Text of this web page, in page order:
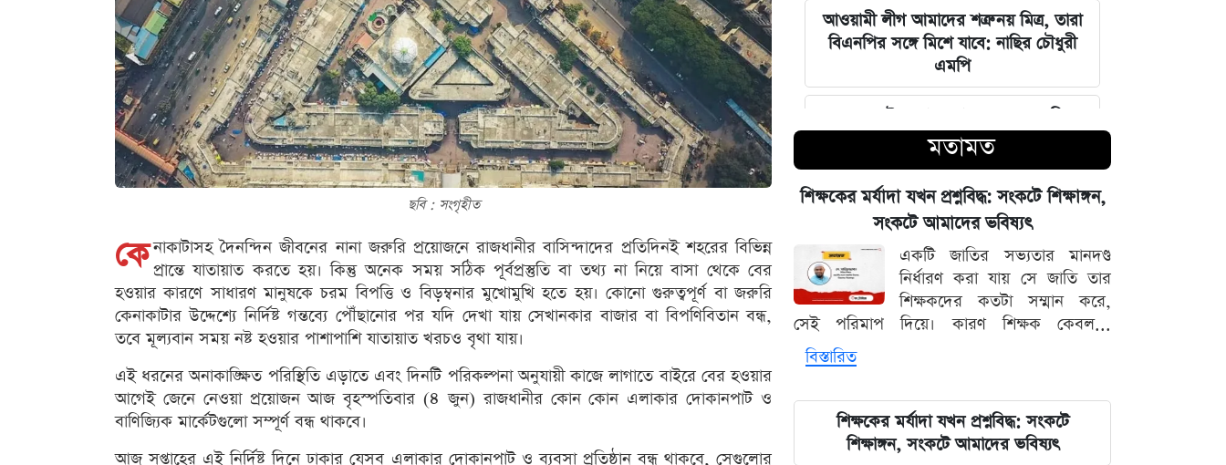
ছবি : সংগৃহীত
কে নাকাটাসহ দৈনন্দিন জীবনের নানা জরুরি প্রয়োজনে রাজধানীর বাসিন্দাদের প্রতিদিনই শহরের বিভিন্ন
প্রান্তে যাতায়াত করতে হয়। কিন্তু অনেক সময় সঠিক পূর্বপ্রস্তুতি বা তথ্য না নিয়ে বাসা থেকে বের
হওয়ার কারণে সাধারণ মানুষকে চরম বিপত্তি ও বিড়ম্বনার মুখোমুখি হতে হয়। কোনো গুরুত্বপূর্ণ বা জরুরি
কেনাকাটার উদ্দেশ্যে নির্দিষ্ট গন্তব্যে পৌঁছানোর পর যদি দেখা যায় সেখানকার বাজার বা বিপণিবিতান বন্ধ,
তবে মূল্যবান সময় নষ্ট হওয়ার পাশাপাশি যাতায়াত খরচও বৃথা যায়।
এই ধরনের অনাকাঙ্ক্ষিত পরিস্থিতি এড়াতে এবং দিনটি পরিকল্পনা অনুযায়ী কাজে লাগাতে বাইরে বের হওয়ার
আগেই জেনে নেওয়া প্রয়োজন আজ বৃহস্পতিবার (৪ জুন) রাজধানীর কোন কোন এলাকার দোকানপাট ও
বাণিজ্যিক মার্কেটগুলো সম্পূর্ণ বন্ধ থাকবে।
আজ সপ্তাহের এই নির্দিষ্ট দিনে ঢাকার যেসব এলাকার দোকানপাট ও ব্যবসা প্রতিষ্ঠান বন্ধ থাকবে, সেগুলোর
আওয়ামী লীগ আমাদের শত্রু নয় মিত্র, তারা
বিএনপির সঙ্গে মিশে যাবে: নাছির চৌধুরী
এমপি
ঘরে বসেই যেভাবে জানবেন এসএসসির
ফলাফল, ১০ আগস্ট প্রকাশের ঘোষণা
মার্কিন ইমিগ্রেশন সার্ভিস বিভাগে বড়
পরিবর্তন, প্রবাসীদের জন্য জরুরি বার্তা
২০২৩ সালের ইসরায়েলি হামলার ক্ষত:
আড়াই বছর পর উদ্ধার ৪০ শিশুর
দেহাবশেষ
জুলাই শহীদদের কবর বাঁধানোর বরাদ্দও
হোসেন
শেয়ারবাজারে আর্থিক কেলেঙ্কারির তদন্তের
মতামত
শিক্ষকের মর্যাদা যখন প্রশ্নবিদ্ধ: সংকটে শিক্ষাঙ্গন,
সংকটে আমাদের ভবিষ্যৎ
একটি জাতির সভ্যতার মানদণ্ড
নির্ধারণ করা যায় সে জাতি তার
শিক্ষকদের কতটা সম্মান করে,
সেই পরিমাপ দিয়ে। কারণ শিক্ষক কেবল...
বিস্তারিত
শিক্ষকের মর্যাদা যখন প্রশ্নবিদ্ধ: সংকটে
শিক্ষাঙ্গন, সংকটে আমাদের ভবিষ্যৎ